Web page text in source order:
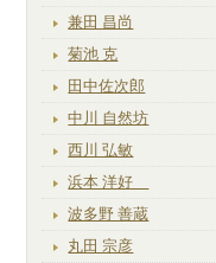
兼田 昌尚
菊池 克
田中佐次郎
中川 自然坊
西川 弘敏
浜本 洋好
波多野 善蔵
丸田 宗彦